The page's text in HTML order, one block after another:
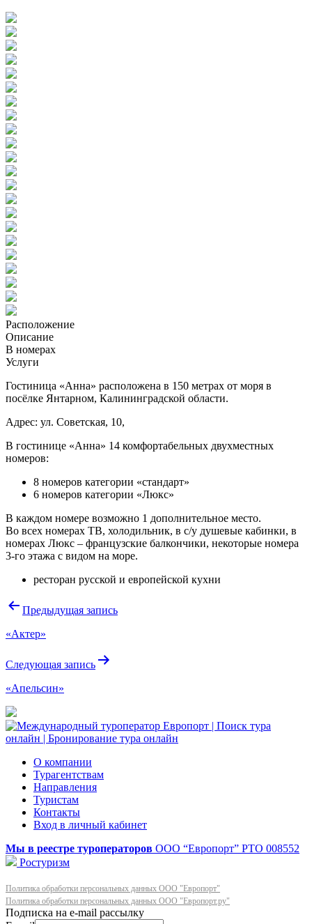
Расположение
Описание
В номерах
Услуги
Гостиница «Анна» расположена в 150 метрах от моря в
посёлке Янтарном, Калининградской области.
Адрес: ул. Советская, 10,
В гостинице «Анна» 14 комфортабельных двухместных
номеров:
8 номеров категории «стандарт»
6 номеров категории «Люкс»
В каждом номере возможно 1 дополнительное место.
Во всех номерах ТВ, холодильник, в с/у душевые кабинки, в
номерах Люкс – французские балкончики, некоторые номера
3-го этажа с видом на море.
ресторан русской и европейской кухни
Навигация
записям
Предыдущая запись
«Актер»
Следующая запись
«Апельсин»
О компании
Турагентствам
Направления
Туристам
Контакты
Вход в личный кабинет
Мы в реестре туроператоров ООО “Европорт” РТО 008552
Ростуризм
Политика обработки персональных данных ООО "Европорт"
Политика обработки персональных данных ООО "Европорт.ру"